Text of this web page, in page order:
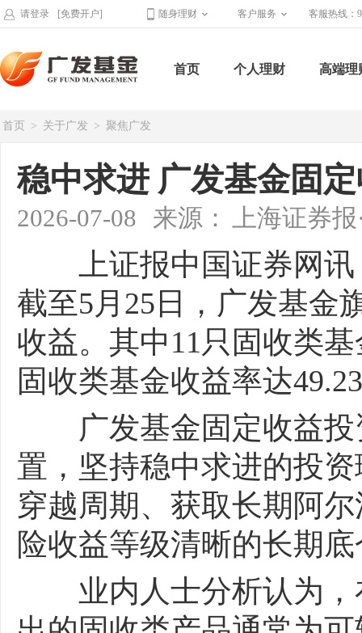
请登录 [免费开户] 随身理财 客户服务 客服热线：
首页 个人理财 高端理
首页 > 关于广发 > 聚焦广发
稳中求进 广发基金固
2026-07-08 来源： 上海证券
上证报中国证券网讯
截至5月25日，广发基金
收益。其中11只固收类
固收类基金收益率达
广发基金固定收益投
置，坚持稳中求进的投
穿越周期、获取长期阿
险收益等级清晰的长期
业内人士分析认为，